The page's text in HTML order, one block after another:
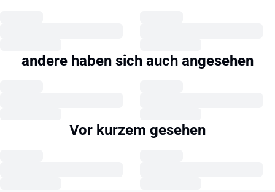
andere haben sich auch angesehen
Vor kurzem gesehen